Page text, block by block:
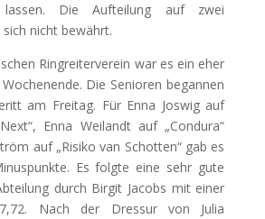
Die Aufteilung auf zwei
nicht bewährt.
Ringreiterverein war es ein eher
Die Senioren begannen
am Freitag. Für Enna Joswig auf
Enna Weilandt auf „Condura“
auf „Risiko van Schotten“ gab es
Es folgte eine sehr gute
durch Birgit Jacobs mit einer
Nach der Dressur von Julia